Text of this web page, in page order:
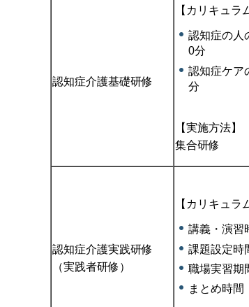
認知症介護基礎研修
【カリキュラ
認知症の人
0分
認知症ケア
分
【実施方法】
集合研修
認知症介護実践研修
（実践者研修）
【カリキュラ
講義・演習
課題設定時
職場実習期
まとめ時間